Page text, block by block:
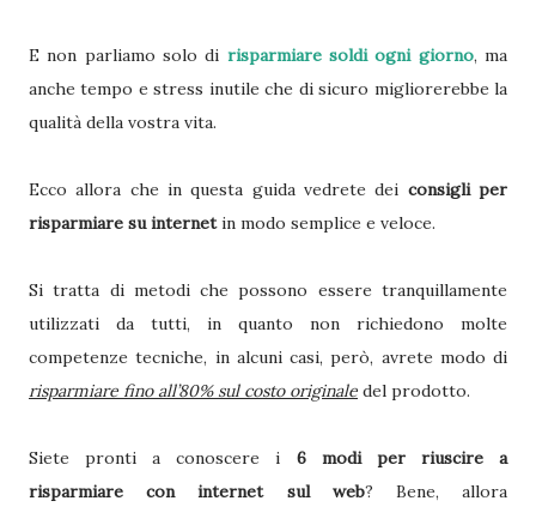
E non parliamo solo di risparmiare soldi ogni giorno, ma
anche tempo e stress inutile che di sicuro migliorerebbe la
qualità della vostra vita.
Ecco allora che in questa guida vedrete dei consigli per
risparmiare su internetin modo semplice e veloce.
Si tratta di metodi che possono essere tranquillamente
utilizzati da tutti, in quanto non richiedono molte
competenze tecniche, in alcuni casi, però, avrete modo di
risparmiare fino all’80% sul costo originale del prodotto.
Siete pronti a conoscere i 6 modi per riuscire a
risparmiare con internet sul web? Bene, allora